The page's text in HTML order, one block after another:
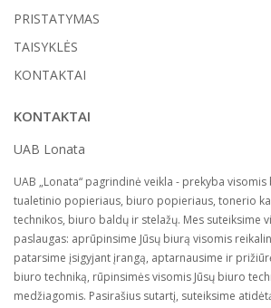
PRISTATYMAS
TAISYKLĖS
KONTAKTAI
KONTAKTAI
UAB Lonata
UAB „Lonata“ pagrindinė veikla - prekyba
tualetinio popieriaus, biuro popieriaus, tonerio
technikos, biuro baldų ir stelažų. Mes suteiksime
paslaugas: aprūpinsime Jūsų biurą visomis
patarsime įsigyjant įrangą, aptarnausime ir
biuro techniką, rūpinsimės visomis Jūsų biuro
medžiagomis. Pasirašius sutartį, suteiksime